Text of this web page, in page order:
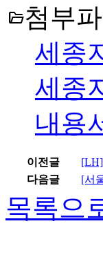
folder_open첨부
세종
세종
내용
이전글
다음글
[서
목록으